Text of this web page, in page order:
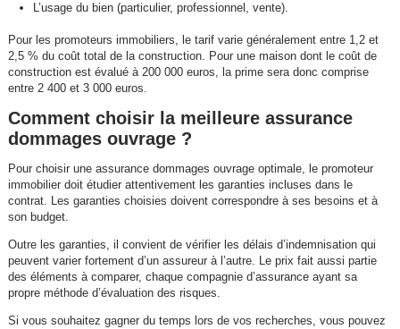
L’usage du bien (particulier, professionnel, vente).
Pour les promoteurs immobiliers, le tarif varie généralement entre 1,2 et
2,5 % du coût total de la construction. Pour une maison dont le coût de
construction est évalué à 200 000 euros, la prime sera donc comprise
entre 2 400 et 3 000 euros.
Comment choisir la meilleure assurance
dommages ouvrage ?
Pour choisir une assurance dommages ouvrage optimale, le promoteur
immobilier doit étudier attentivement les garanties incluses dans le
contrat. Les garanties choisies doivent correspondre à ses besoins et à
son budget.
Outre les garanties, il convient de vérifier les délais d’indemnisation qui
peuvent varier fortement d’un assureur à l’autre. Le prix fait aussi partie
des éléments à comparer, chaque compagnie d’assurance ayant sa
propre méthode d’évaluation des risques.
Si vous souhaitez gagner du temps lors de vos recherches, vous pouvez